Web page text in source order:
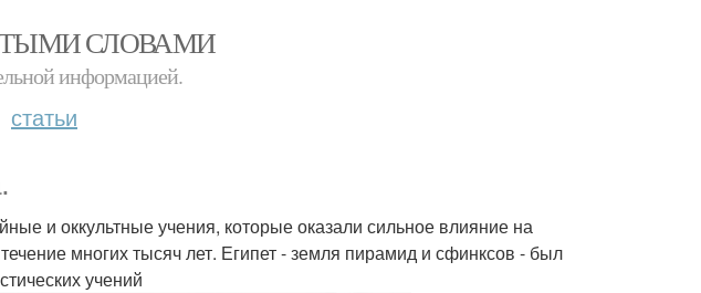
СЛОВАМИ
информацией.
статьи
и оккультные учения, которые оказали сильное влияние на
многих тысяч лет. Египет - земля пирамид и сфинксов - был
учений